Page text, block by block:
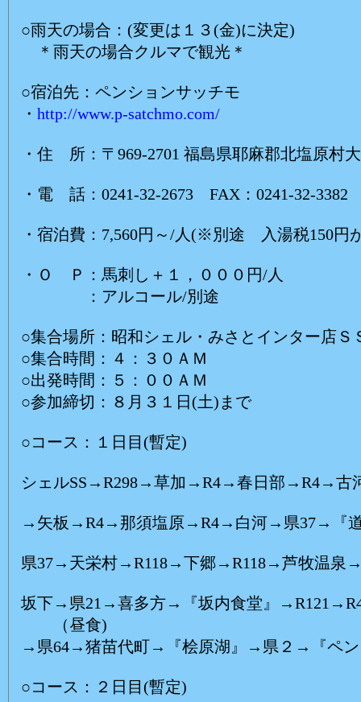
○雨天の場合：(変更は１３(金)に決定)
＊雨天の場合クルマで観光＊
○宿泊先：ペンションサッチモ
・ http://www.p-satchmo.com/
・住 所：〒969-2701 福島県耶麻郡北塩原村
・電 話：0241-32-2673 FAX：0241-32-3382
・宿泊費：7,560円～/人(※別途 入湯税150円
・Ｏ Ｐ：馬刺し＋１，０００円/人
：アルコール/別途
○集合場所：昭和シェル・みさとインター店Ｓ
○集合時間：４：３０ＡＭ
○出発時間：５：００ＡＭ
○参加締切：８月３１日(土)まで
○コース：１日目(暫定)
シェルSS→R298→草加→R4→春日部→R4→
→矢板→R4→那須塩原→R4→白河→県37→『
県37→天栄村→R118→下郷→R118→芦牧温泉
坂下→県21→喜多方→『坂内食堂』
（昼食)
→県64→猪苗代町→『桧原湖』→県２→『ペン
○コース：２日目(暫定)